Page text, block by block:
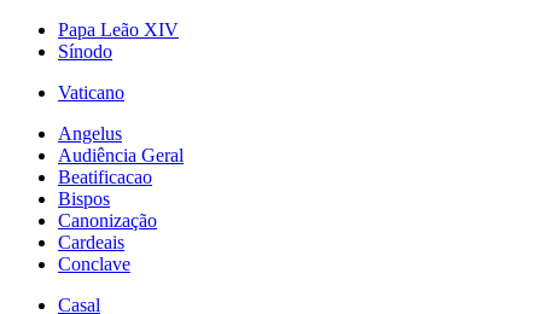
Papa Leão XIV
Sínodo
Vaticano
Angelus
Audiência Geral
Beatificacao
Bispos
Canonização
Cardeais
Conclave
Casal